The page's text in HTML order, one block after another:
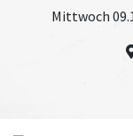
Mittwoch